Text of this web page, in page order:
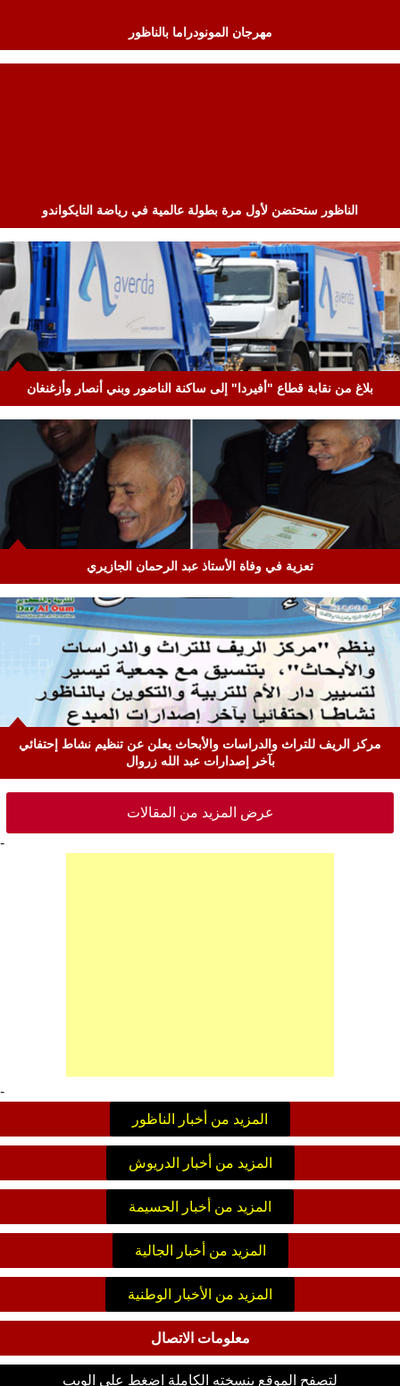
مهرجان المونودراما بالناظور
الناظور ستحتضن لأول مرة بطولة عالمية في رياضة التايكواندو
بلاغ من نقابة قطاع "أفيردا" إلى ساكنة الناضور وبني أنصار وأزغنغان
تعزية في وفاة الأستاذ عبد الرحمان الجازيري
مركز الريف للتراث والدراسات والأبحاث يعلن عن تنظيم نشاط إحتفائي
بآخر إصدارات عبد الله زروال
عرض المزيد من المقالات
-
-
المزيد من أخبار الناظور
المزيد من أخبار الدريوش
المزيد من أخبار الحسيمة
المزيد من أخبار الجالية
المزيد من الأخبار الوطنية
معلومات الاتصال
لتصفح الموقع بنسخته الكاملة اضغط على الويب